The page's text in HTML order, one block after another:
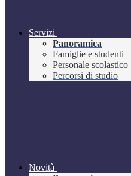
Servizi
Panoramica
Famiglie e studenti
Personale scolastico
Percorsi di studio
Novità